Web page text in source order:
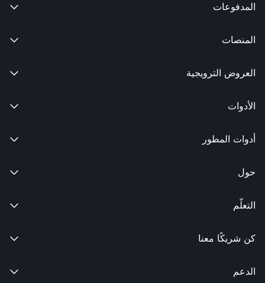
المدفوعات 
المنصات 
العروض الترويجية 
الأدوات 
أدوات المطور 
حول 
التعلّم 
كن شريكًا معنا 
الدعم 